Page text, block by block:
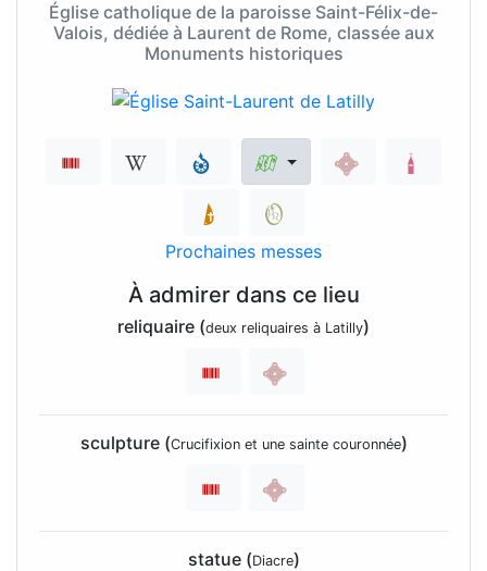
Église catholique de la paroisse Saint-Félix-de-
Valois, dédiée à Laurent de Rome, classée aux
Monuments historiques
Prochaines messes
À admirer dans ce lieu
reliquaire (deux reliquaires à Latilly)
sculpture (Crucifixion et une sainte couronnée)
statue (Diacre)